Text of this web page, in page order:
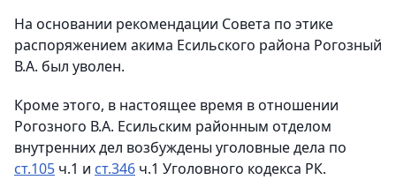
На основании рекомендации Совета по этике
распоряжением акима Есильского района Рогозный
В.А. был уволен.
Кроме этого, в настоящее время в отношении
Рогозного В.А. Есильским районным отделом
внутренних дел возбуждены уголовные дела по
ст.105 ч.1 и ст.346 ч.1 Уголовного кодекса РК.